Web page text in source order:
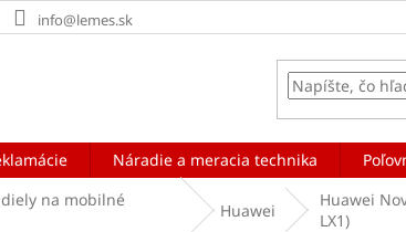
info@lemes.sk
Náradie a meracia technika
na mobilné
Huawei
Huawei
LX1)